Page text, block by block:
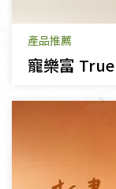
產品推薦